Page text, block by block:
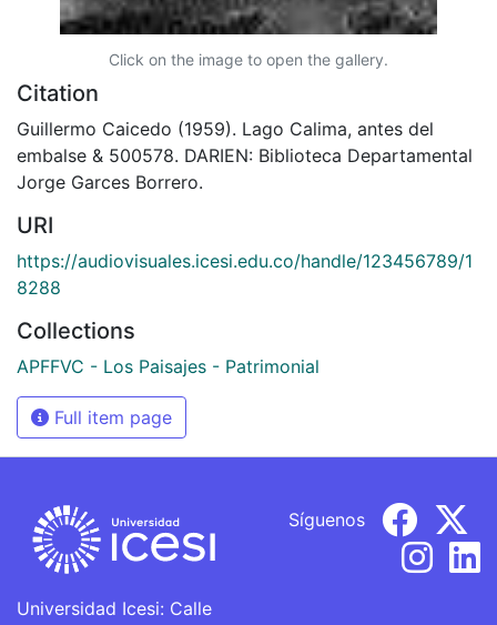
Click on the image to open the gallery.
Citation
Guillermo Caicedo (1959). Lago Calima, antes del
embalse & 500578. DARIEN: Biblioteca Departamental
Jorge Garces Borrero.
URI
https://audiovisuales.icesi.edu.co/handle/123456789/1
8288
Collections
APFFVC - Los Paisajes - Patrimonial
Full item page
Universidad Icesi: Calle
Síguenos